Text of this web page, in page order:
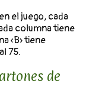
el juego, cada
columna tiene
«B» tiene
75.
de